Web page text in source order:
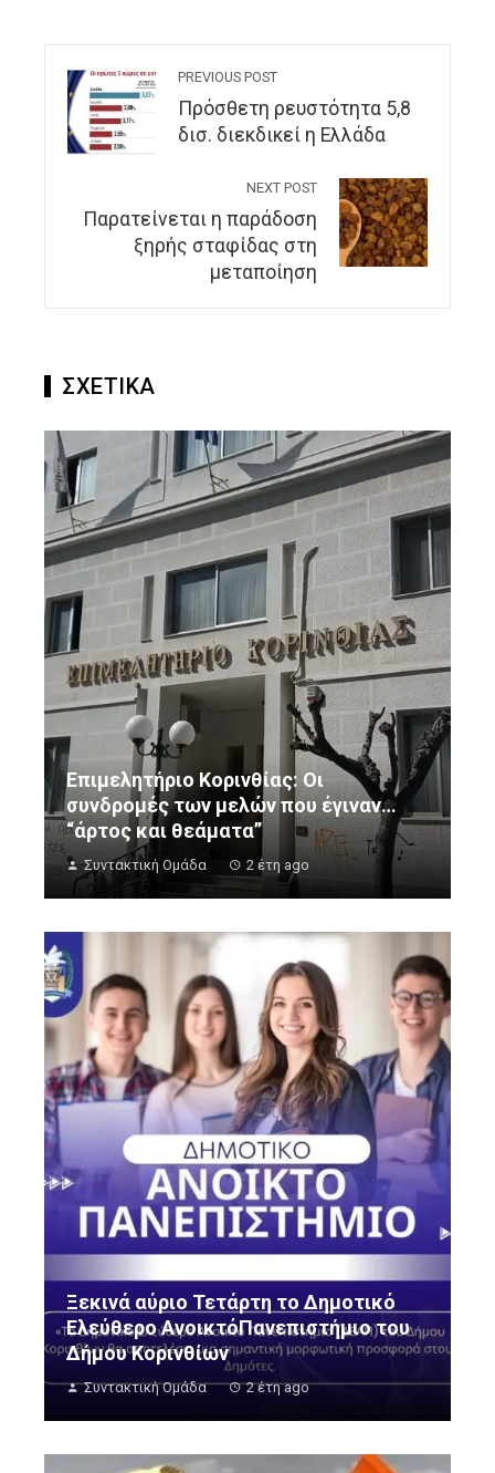
PREVIOUS POST
Πρόσθετη ρευστότητα 5,8
δισ. διεκδικεί η Ελλάδα
NEXT POST
Παρατείνεται η παράδοση
ξηρής σταφίδας στη
μεταποίηση
ΣΧΕΤΙΚΑ
Επιμελητήριο Κορινθίας: Οι
συνδρομές των μελών που έγιναν…
“άρτος και θεάματα”
Συντακτική Ομάδα 2 έτη ago
Ξεκινά αύριο Τετάρτη το Δημοτικό
Ελεύθερο ΑνοικτόΠανεπιστήμιο του
Δήμου Κορινθίων
Συντακτική Ομάδα 2 έτη ago